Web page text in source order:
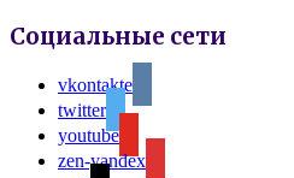
Социальные сети
vkontakte
twitter
youtube
zen-yandex